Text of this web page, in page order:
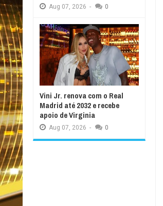
Aug 07, 2026 - 0
Vini Jr. renova com o Real
Madrid até 2032 e recebe
apoio de Virginia
Aug 07, 2026 - 0